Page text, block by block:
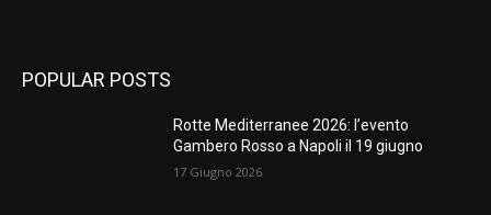
POPULAR POSTS
Rotte Mediterranee 2026: l’evento
Gambero Rosso a Napoli il 19 giugno
17 Giugno 2026